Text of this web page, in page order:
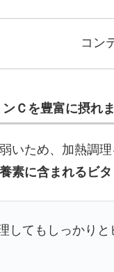
コン
Ｃを豊富に摂れ
いため、加熱調
素に含まれるビ
してもしっかり